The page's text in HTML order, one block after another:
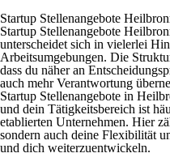
Startup Stellenangebote
Startup Stellenangebote
unterscheidet sich in vielerlei
Arbeitsumgebungen. Die
dass du näher an
auch mehr Verantwortung
Startup Stellenangebote in
und dein Tätigkeitsbereich ist
etablierten Unternehmen. Hier
sondern auch deine Flexibilität
und dich weiterzuentwickeln.